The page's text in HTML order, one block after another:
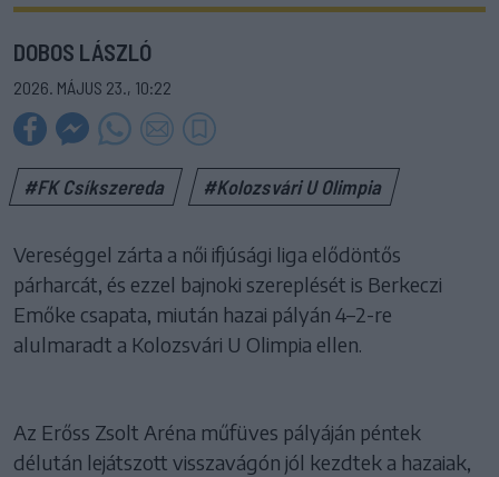
DOBOS LÁSZLÓ
2026. MÁJUS 23., 10:22
#FK Csíkszereda #Kolozsvári U Olimpia
Vereséggel zárta a női ifjúsági liga elődöntős
párharcát, és ezzel bajnoki szereplését is Berkeczi
Emőke csapata, miután hazai pályán 4–2-re
alulmaradt a Kolozsvári U Olimpia ellen.
Az Erőss Zsolt Aréna műfüves pályáján péntek
délután lejátszott visszavágón jól kezdtek a hazaiak,